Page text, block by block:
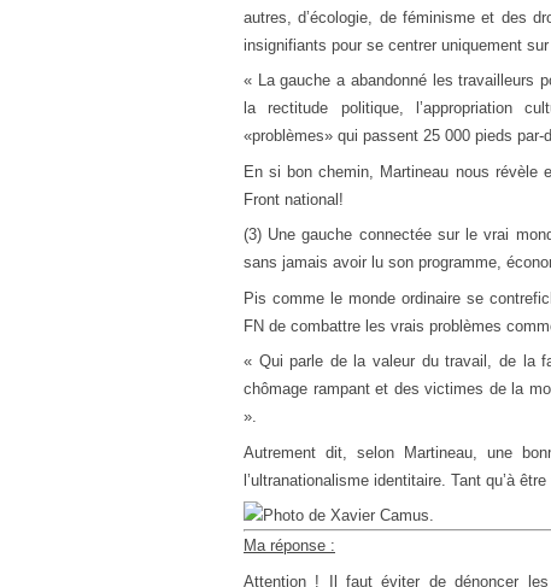
autres, d’écologie, de féminisme et des
insignifiants pour se centrer uniquement
« La gauche a abandonné les travailleurs
la rectitude politique, l’appropriation
«problèmes» qui passent 25 000 pieds
En si bon chemin, Martineau nous révèle
Front national!
(3) Une gauche connectée sur le vrai
sans jamais avoir lu son programme,
Pis comme le monde ordinaire se
FN de combattre les vrais problèmes
« Qui parle de la valeur du travail, de la
chômage rampant et des victimes de la
».
Autrement dit, selon Martineau, une
l’ultranationalisme identitaire. Tant qu’à
Ma réponse :
Attention ! Il faut éviter de dénoncer les